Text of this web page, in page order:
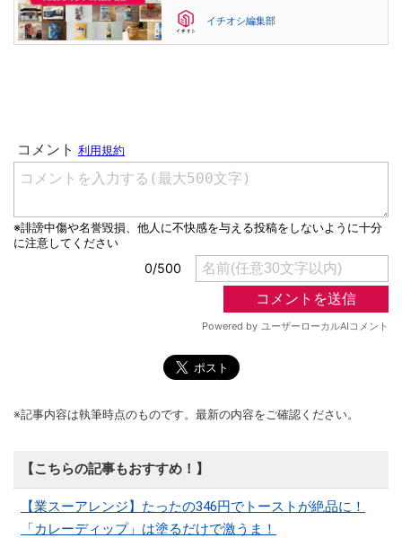
イチオシ編集部
※記事内容は執筆時点のものです。最新の内容をご確認ください。
【こちらの記事もおすすめ！】
【業スーアレンジ】たったの346円でトーストが絶品に！
「カレーディップ」は塗るだけで激うま！